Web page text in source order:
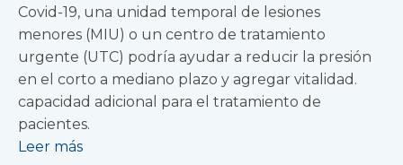
Covid-19, una unidad temporal de lesiones
menores (MIU) o un centro de tratamiento
urgente (UTC) podría ayudar a reducir la presión
en el corto a mediano plazo y agregar vitalidad.
capacidad adicional para el tratamiento de
pacientes.
Leer más